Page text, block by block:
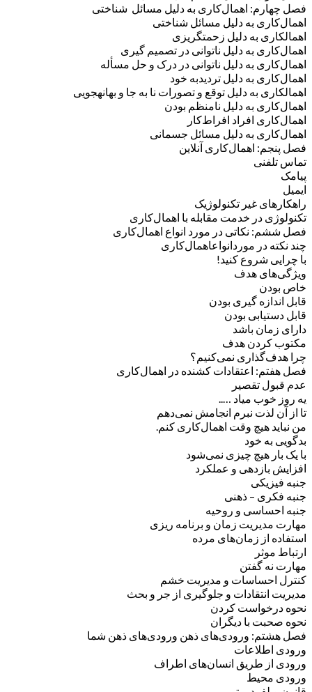
فصل چهارم: اهمال‌کاری به دلیل مسائل شناختی
اهمال‌کاری به دلیل مسائل شناختی
اهمالکاری به دلیل زحمتگریزی
اهمال‌کاری به دلیل ناتوانی در تصمیم گیری
اهمال‌کاری به دلیل ناتوانی در درک و حل مسأله
اهمال‌کاری به دلیل تردیدبه خود
اهمالکاری به دلیل توقع و تصورات نا به جا و بهانهجویی
اهمال‌کاری به دلیل نامنظم بودن
اهمال‌کاری افراد افراط‌کار
اهمال‌کاری به دلیل مسائل جسمانی
فصل پنجم: اهمال‌کاری آنلاین
تماس تلفنی
پیامک
ایمیل
راهکارهای غیر تکنولوژیک
تکنولوژی در خدمت مقابله با اهمال‌کاری
فصل ششم: نکاتی در مورد انواع اهمال‌کاری
چند نکته در موردانواعاهمال‌کاری
با چرایی شروع کنید!
ویژگی‌های هدف
خاص بودن
قابل اندازه گیری بودن
قابل دستیابی بودن
دارای زمان باشد
مکتوب کردن هدف
چرا هدف‌گذاری نمی‌کنیم؟
فصل هفتم: اعتقادات کشنده در اهمال‌کاری
عدم قبول تقصیر
یه روز خوب میاد …..
تا از آن لذت نبرم انجامش نمی‌دهم
من نباید هیچ وقت اهمال‌کاری کنم.
بدگویی به خود
با یک بار هیچ چیزی نمی‌شود
افزایش بازدهی و عملکرد
جنبه فیزیکی
جنبه فکری – ذهنی
جنبه احساسی و روحیه
مهارت مدیریت زمان و برنامه ریزی
استفاده از زمان‌های مرده
ارتباط موثر
مهارت نه گفتن
کنترل احساسات و مدیریت خشم
مدیریت انتقادات و جلوگیری از جر و بحث
نحوه درخواست کردن
نحوه صحبت با دیگران
فصل هشتم: ورودی‌های ذهن ورودی‌های ذهن شما
ورودی اطلاعات
ورودی از طریق انسان‌های اطراف
ورودی محیط